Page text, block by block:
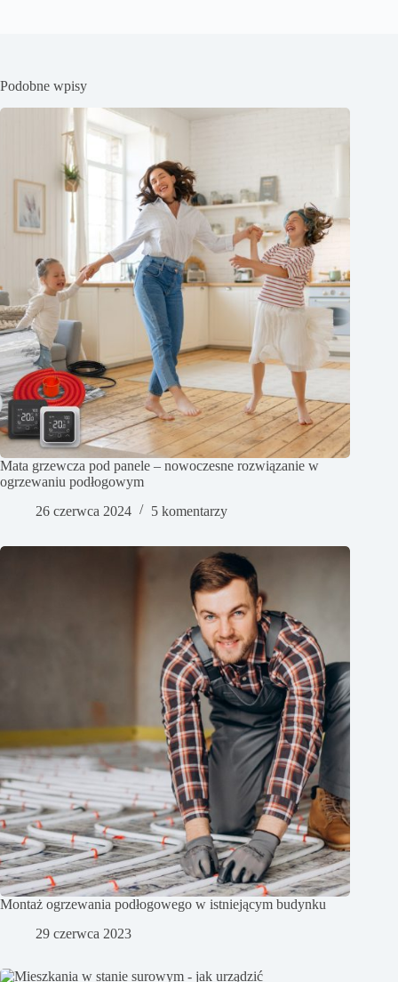
Podobne wpisy
Mata grzewcza pod panele – nowoczesne rozwiązanie w
ogrzewaniu podłogowym
26 czerwca 2024
5 komentarzy
Montaż ogrzewania podłogowego w istniejącym budynku
29 czerwca 2023